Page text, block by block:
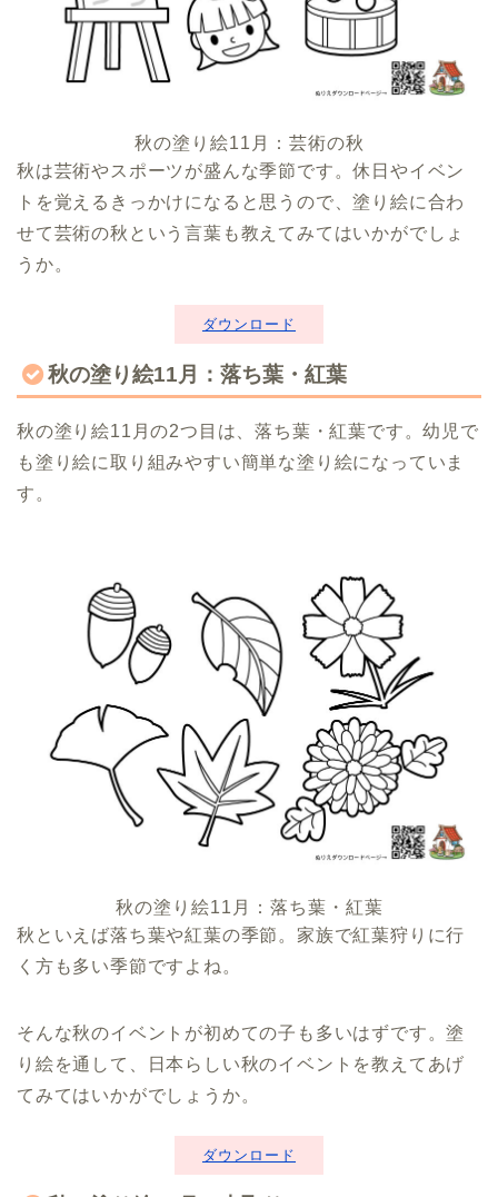
秋の塗り絵11月：芸術の秋
秋は芸術やスポーツが盛んな季節です。休日やイベン
トを覚えるきっかけになると思うので、塗り絵に合わ
せて芸術の秋という言葉も教えてみてはいかがでしょ
うか。
ダウンロード
秋の塗り絵11月：落ち葉・紅葉
秋の塗り絵11月の2つ目は、落ち葉・紅葉です。幼児で
も塗り絵に取り組みやすい簡単な塗り絵になっていま
す。
秋の塗り絵11月：落ち葉・紅葉
秋といえば落ち葉や紅葉の季節。家族で紅葉狩りに行
く方も多い季節ですよね。
そんな秋のイベントが初めての子も多いはずです。塗
り絵を通して、日本らしい秋のイベントを教えてあげ
てみてはいかがでしょうか。
ダウンロード